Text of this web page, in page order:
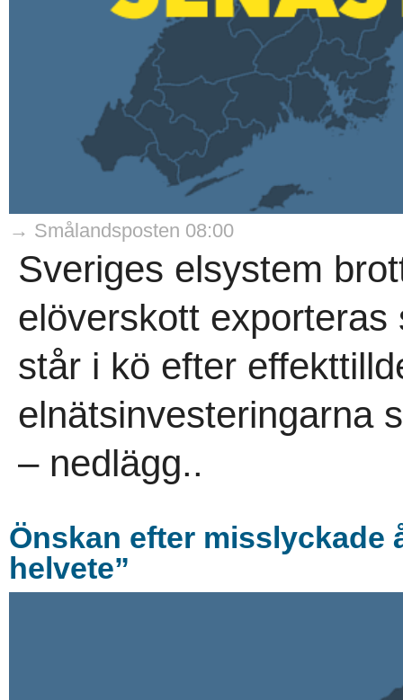
→ Smålandsposten 08:00
Sveriges elsystem
elöverskott
står i kö efter
elnätsinvesteringarna
– nedlägg..
Önskan efter misslyckade
helvete”